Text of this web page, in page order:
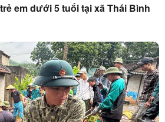
em dưới 5 tuổi tại xã Thái Bình